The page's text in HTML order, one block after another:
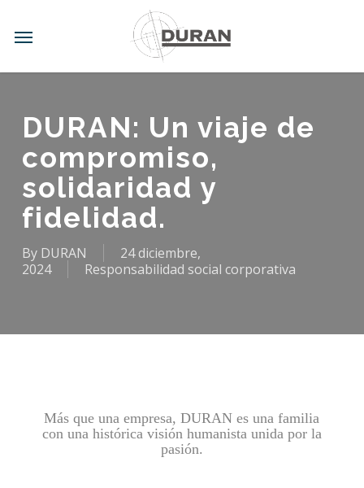
main
Menu
DURAN: Un viaje de
compromiso,
solidaridad y
fidelidad.
By DURAN
24 diciembre,
2024
Responsabilidad social corporativa
Más que una empresa, DURAN es una familia
con una histórica visión humanista unida por la
pasión.